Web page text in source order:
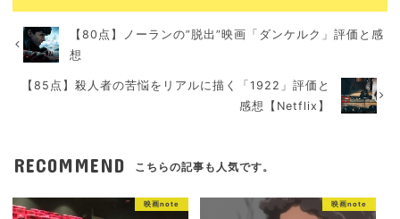
【80点】ノーランの”脱出”映画「ダンケルク」評価と感
想
【85点】殺人者の苦悩をリアルに描く「1922」評価と
感想【Netflix】
RECOMMEND こちらの記事も人気です。
映画note 映画note